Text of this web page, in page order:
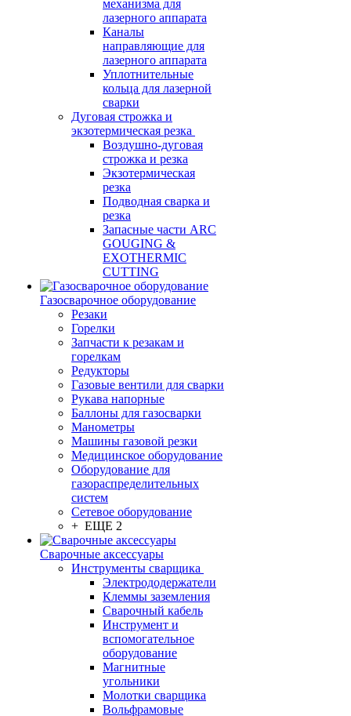
механизма для
лазерного аппарата
Каналы
направляющие для
лазерного аппарата
Уплотнительные
кольца для лазерной
сварки
Дуговая строжка и
экзотермическая резка
Воздушно-дуговая
строжка и резка
Экзотермическая
резка
Подводная сварка и
резка
Запасные части ARC
GOUGING &
EXOTHERMIC
CUTTING
Газосварочное оборудование
Резаки
Горелки
Запчасти к резакам и
горелкам
Редукторы
Газовые вентили для сварки
Рукава напорные
Баллоны для газосварки
Манометры
Машины газовой резки
Медицинское оборудование
Оборудование для
газораспределительных
систем
Сетевое оборудование
+ ЕЩЕ 2
Сварочные аксессуары
Инструменты сварщика
Электрододержатели
Клеммы заземления
Сварочный кабель
Инструмент и
вспомогательное
оборудование
Магнитные
угольники
Молотки сварщика
Вольфрамовые